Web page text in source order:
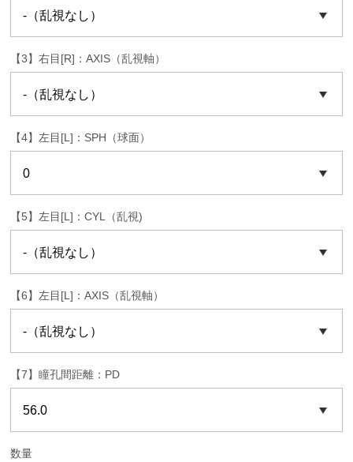
【3】右目[R]：AXIS（乱視軸）
【4】左目[L]：SPH（球面）
【5】左目[L]：CYL（乱視)
【6】左目[L]：AXIS（乱視軸）
【7】瞳孔間距離：PD
数量